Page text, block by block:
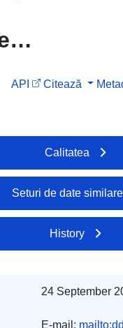
API Citează
Calitatea
Seturi de date similare
History
24 September
E-mail: